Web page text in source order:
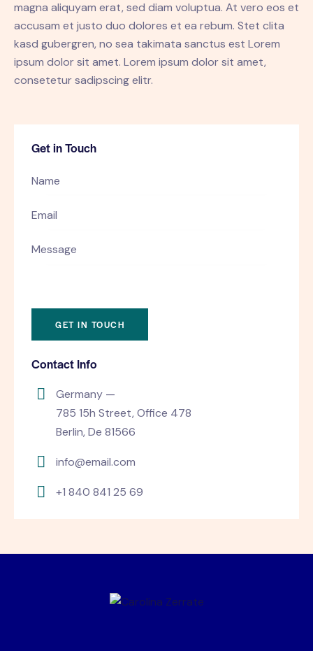
magna aliquyam erat, sed diam voluptua. At vero eos et
accusam et justo duo dolores et ea rebum. Stet clita
kasd gubergren, no sea takimata sanctus est Lorem
ipsum dolor sit amet. Lorem ipsum dolor sit amet,
consetetur sadipscing elitr.
Get in Touch
Contact Info
Germany —
785 15h Street, Office 478
Berlin, De 81566
info@email.com
+1 840 841 25 69